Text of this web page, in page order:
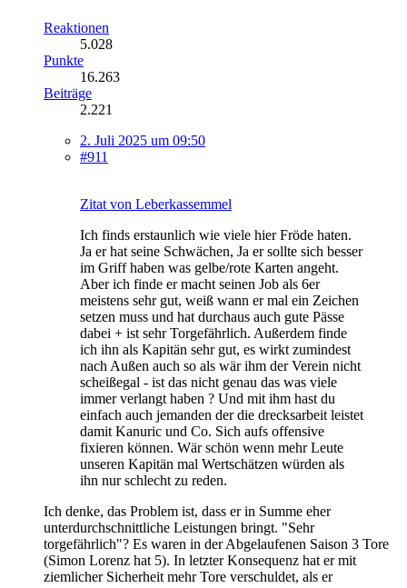
Reaktionen
5.028
Punkte
16.263
Beiträge
2.221
2. Juli 2025 um 09:50
#911
Zitat von Leberkassemmel
Ich finds erstaunlich wie viele hier Fröde haten.
Ja er hat seine Schwächen, Ja er sollte sich besser
im Griff haben was gelbe/rote Karten angeht.
Aber ich finde er macht seinen Job als 6er
meistens sehr gut, weiß wann er mal ein Zeichen
setzen muss und hat durchaus auch gute Pässe
dabei + ist sehr Torgefährlich. Außerdem finde
ich ihn als Kapitän sehr gut, es wirkt zumindest
nach Außen auch so als wär ihm der Verein nicht
scheißegal - ist das nicht genau das was viele
immer verlangt haben ? Und mit ihm hast du
einfach auch jemanden der die drecksarbeit leistet
damit Kanuric und Co. Sich aufs offensive
fixieren können. Wär schön wenn mehr Leute
unseren Kapitän mal Wertschätzen würden als
ihn nur schlecht zu reden.
Ich denke, das Problem ist, dass er in Summe eher
unterdurchschnittliche Leistungen bringt. "Sehr
torgefährlich"? Es waren in der Abgelaufenen Saison 3 Tore
(Simon Lorenz hat 5). In letzter Konsequenz hat er mit
ziemlicher Sicherheit mehr Tore verschuldet, als er